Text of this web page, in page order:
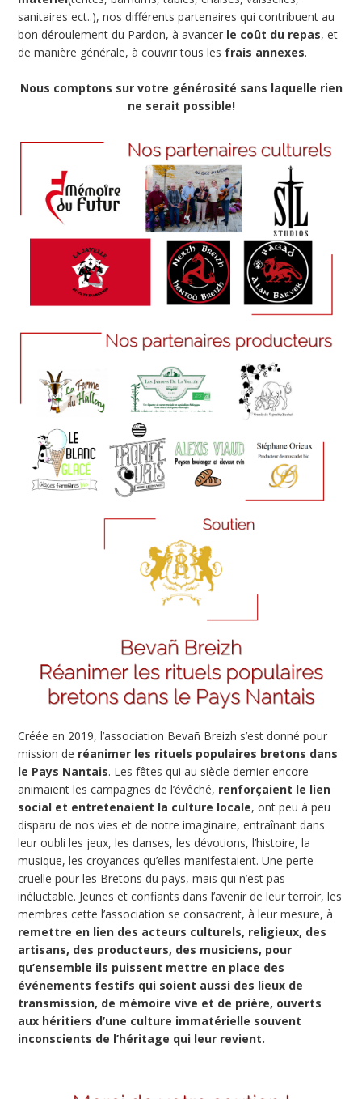
sanitaires ect..), nos différents partenaires qui contribuent au
bon déroulement du Pardon, à avancer le coût du repas, et
de manière générale, à couvrir tous les frais annexes.
Nous comptons sur votre générosité sans laquelle rien
ne serait possible!
Créée en 2019, l’association Bevañ Breizh s’est donné pour
mission de réanimer les rituels populaires bretons dans
le Pays Nantais. Les fêtes qui au siècle dernier encore
animaient les campagnes de l’évêché, renforçaient le lien
social et entretenaient la culture locale, ont peu à peu
disparu de nos vies et de notre imaginaire, entraînant dans
leur oubli les jeux, les danses, les dévotions, l’histoire, la
musique, les croyances qu’elles manifestaient. Une perte
cruelle pour les Bretons du pays, mais qui n’est pas
inéluctable. Jeunes et confiants dans l’avenir de leur terroir, les
membres cette l’association se consacrent, à leur mesure, à
remettre en lien des acteurs culturels, religieux, des
artisans, des producteurs, des musiciens, pour
qu’ensemble ils puissent mettre en place des
événements festifs qui soient aussi des lieux de
transmission, de mémoire vive et de prière, ouverts
aux héritiers d’une culture immatérielle souvent
inconscients de l’héritage qui leur revient.